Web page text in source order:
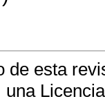
de esta
una